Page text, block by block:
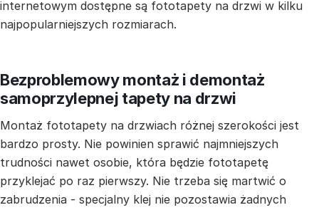
internetowym dostępne są fototapety na drzwi w kilku
najpopularniejszych rozmiarach.
Bezproblemowy montaż i demontaż
samoprzylepnej tapety na drzwi
Montaż fototapety na drzwiach różnej szerokości jest
bardzo prosty. Nie powinien sprawić najmniejszych
trudności nawet osobie, która będzie fototapetę
przyklejać po raz pierwszy. Nie trzeba się martwić o
zabrudzenia - specjalny klej nie pozostawia żadnych